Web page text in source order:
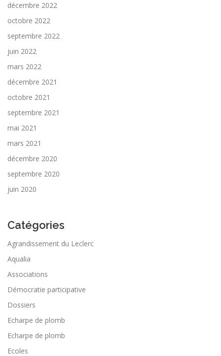
décembre 2022
octobre 2022
septembre 2022
juin 2022
mars 2022
décembre 2021
octobre 2021
septembre 2021
mai 2021
mars 2021
décembre 2020
septembre 2020
juin 2020
Catégories
Agrandissement du Leclerc
Aqualia
Associations
Démocratie participative
Dossiers
Echarpe de plomb
Echarpe de plomb
Ecoles